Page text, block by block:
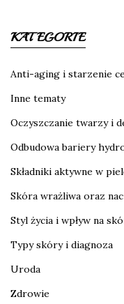
KATEGORIE
Anti-aging i starzenie
Inne tematy
Oczyszczanie twarzy i
Odbudowa bariery
Składniki aktywne w
Skóra wrażliwa oraz
Styl życia i wpływ na
Typy skóry i diagnoza
Uroda
Zdrowie